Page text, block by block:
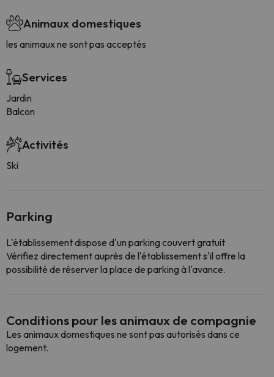
Animaux domestiques
les animaux ne sont pas acceptés
Services
Jardin
Balcon
Activités
Ski
Parking
L'établissement dispose d'un parking couvert gratuit
Vérifiez directement auprès de l'établissement s'il offre la
possibilité de réserver la place de parking à l'avance.
Conditions pour les animaux de compagnie
Les animaux domestiques ne sont pas autorisés dans ce
logement.